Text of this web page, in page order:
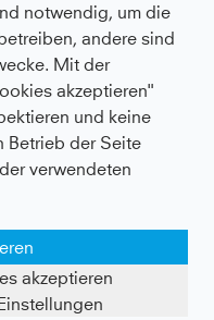
unter:
du
10%-
Impressum
notwendig, um die
andere sind
Mit der
akzeptieren"
und keine
Betrieb der Seite
verwendeten
akzeptieren